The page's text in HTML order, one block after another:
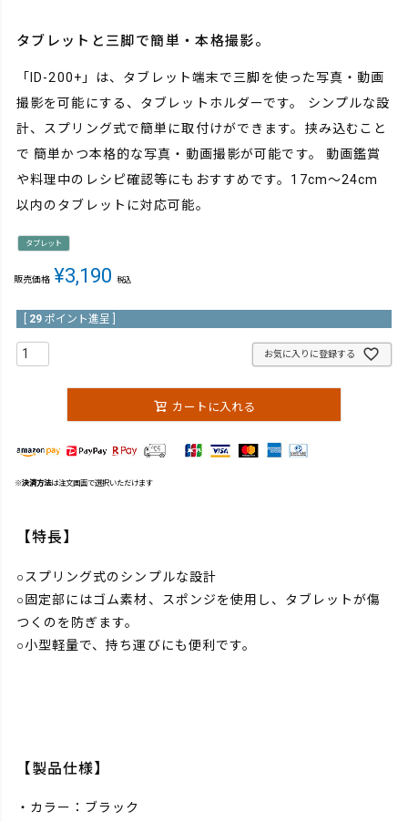
タブレットと三脚で簡単・本格撮影。
「ID-200+」は、タブレット端末で三脚を使った写真・動画
撮影を可能にする、タブレットホルダーです。 シンプルな設
計、スプリング式で簡単に取付けができます。挟み込むこと
で 簡単かつ本格的な写真・動画撮影が可能です。 動画鑑賞
や料理中のレシピ確認等にもおすすめです。17cm～24cm
以内のタブレットに対応可能。
タブレット
販売価格 ¥3,190 税込
29 ポイント進呈 ]
お気に入りに登録する
カートに入れる
※決済方法は注文画面で選択いただけます
【特長】
○スプリング式のシンプルな設計
○固定部にはゴム素材、スポンジを使用し、タブレットが傷
つくのを防ぎます。
○小型軽量で、持ち運びにも便利です。
【製品仕様】
・カラー：ブラック